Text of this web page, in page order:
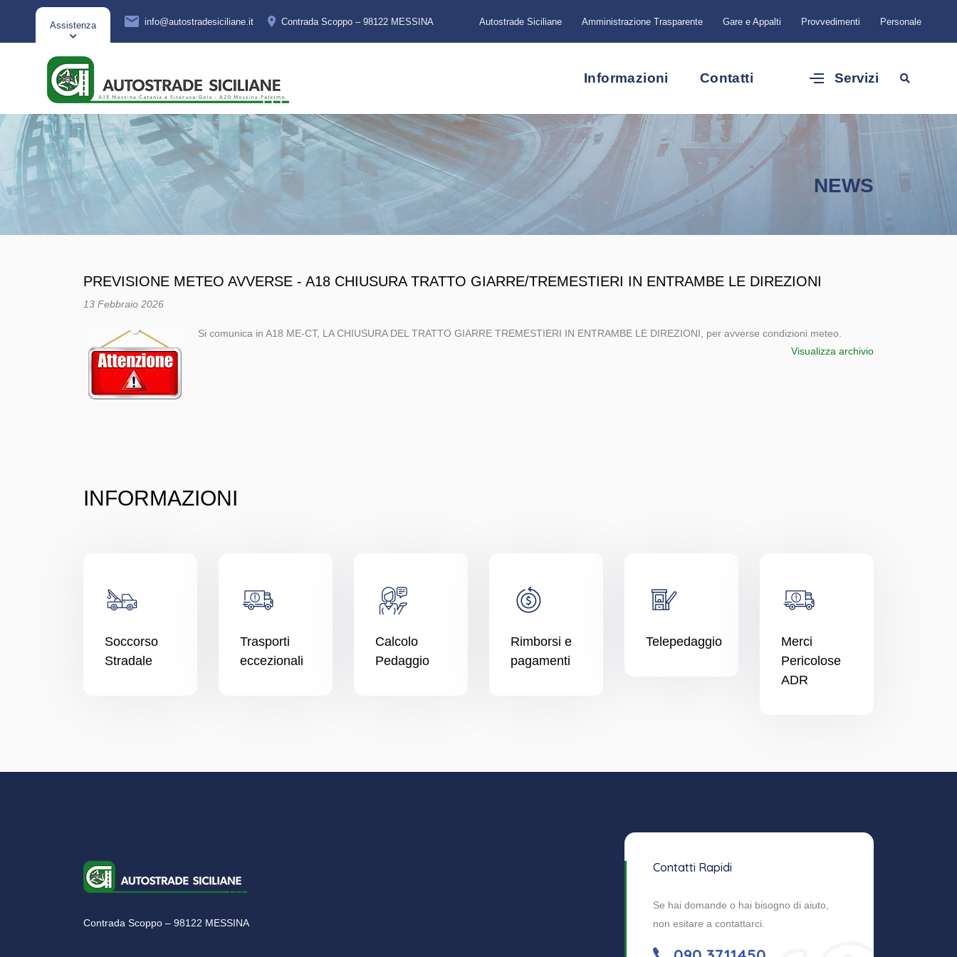
Assistenza info@autostradesiciliane.it Contrada Scoppo – 98122 MESSINA Autostrade Siciliane Amministrazione Trasparente Gare e Appalti Provvedimenti Personale
Informazioni Contatti Servizi
NEWS
PREVISIONE METEO AVVERSE - A18 CHIUSURA TRATTO GIARRE/TREMESTIERI IN ENTRAMBE LE DIREZIONI
13 Febbraio 2026
Si comunica in A18 ME-CT, LA CHIUSURA DEL TRATTO GIARRE TREMESTIERI IN ENTRAMBE LE DIREZIONI, per avverse condizioni meteo.
Visualizza archivio
INFORMAZIONI
Soccorso
Stradale
Trasporti
eccezionali
Calcolo
Pedaggio
Rimborsi e
pagamenti
Telepedaggio
Merci
Pericolose
ADR
Contrada Scoppo – 98122 MESSINA
Contatti Rapidi
Se hai domande o hai bisogno di aiuto,
non esitare a contattarci.